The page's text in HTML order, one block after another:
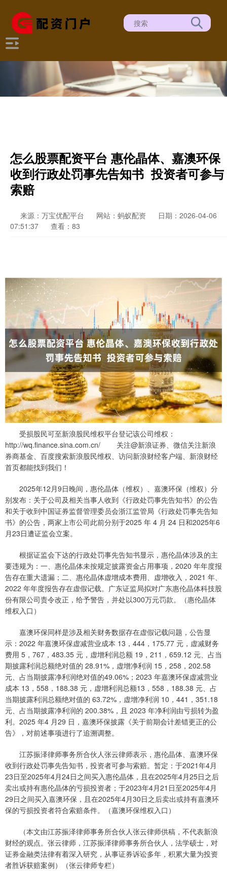
怎么股票配资平台 惠伦晶体、嘉澳环保
收到行政处罚事先告知书 投资者可参与
索赔
来源：万宝优配平台 网站：蚂蚁配资
日期：2026-04-06
07:51:37
查看：83
受损股民可至新浪股民维权平台登记该公司维权：
http://wq.finance.sina.com.cn/ 关注@新浪证券、微信关注新浪
券商基金、百度搜索新浪股民维权、访问新浪财经客户端、新浪财经
首页都能找到我们！
2025年12月9日晚间，惠伦晶体（维权）、嘉澳环保（维权）分
别发布：关于公司及相关当事人收到《行政处罚事先告知书》的公告
和关于收到中国证券监督管理委员会浙江监管局《行政处罚事先告知
书》的公告，两家上市公司此前分别于2025 年 4 月 24 日和2025年6
月23日遭证监会立案。
根据证监会下达的行政处罚事先告知书显示，惠伦晶体涉及的主
要违规为：一、惠伦晶体未按规定披露资金占用事项，2020 年年度报
告存在重大遗漏；二、惠伦晶体虚增成本费用、虚增收入，2021 年、
2022 年年度报告存在虚假记载。广东证监局拟对广东惠伦晶体科技股
份有限公司责令改正，给予警告，并处以300万元罚款。（惠伦晶体
维权入口）
嘉澳环保同样是涉及相关财务数据存在虚假记载问题，公告显
示：2022 年嘉澳环保虚减营业成本 13，444，175.77 元，虚减财务
费用 5，767，483.35 元，虚增利润总额 19，211，659.12 元、占当
期披露利润总额绝对值的 28.91%，虚增净利润 15，258，202.58
元、占当期披露净利润绝对值的49.06%；2023 年嘉澳环保虚减营业
成本 13，558，188.38 元，虚增利润总额13，558，188.38 元、占
当期披露利润总额绝对值的 63.72%，虚增净利润 10，441，351.18
元、占当期披露净利润的 200.38%，且 2023 年净利润由亏损转为盈
利。2025 年4 月29 日，嘉澳环保披露《关于前期会计差错更正的公
告》，对前述事项进行了追溯调整。
江苏振泽律师事务所合伙人张云律师表示，惠伦晶体、嘉澳环保
收到行政处罚事先告知书，投资者可参与索赔。暂定：于2021年4月
23日至2025年4月24日之间买入惠伦晶体，且在2025年4月25日之后
卖出或持有惠伦晶体的亏损投资者；于2023年4月21日至2025年4月
29日之间买入嘉澳环保，且在2025年4月30日之后卖出或持有嘉澳环
保的亏损投资者符合索赔条件。（嘉澳环保维权入口）
（本文由江苏振泽律师事务所合伙人张云律师供稿，不代表新浪
财经的观点。张云律师，江苏振泽律师事务所合伙人，法学硕士，对
证券金融类法律有着深入研究，从事证券诉讼多年，积累大量为投资
者胜诉获赔案例）（张云律师专栏）